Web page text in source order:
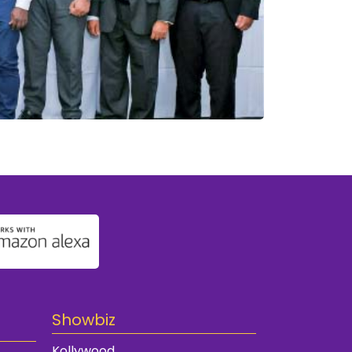
Showbiz